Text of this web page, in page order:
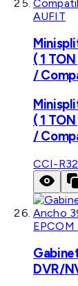
AUFIT
( 1
/
( 1
/
CCI-
EPCOM
DVR/